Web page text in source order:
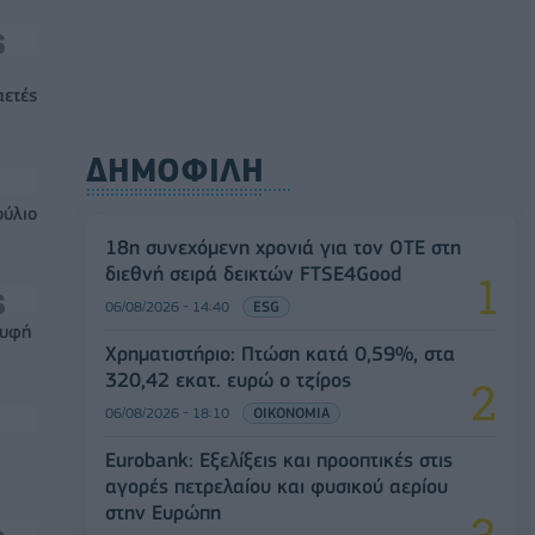
ΔΗΜΟΦΙΛΗ
18η συνεχόμενη χρονιά για τον ΟΤΕ στη
διεθνή σειρά δεικτών FTSE4Good
06/08/2026 - 14:40 ESG
Χρηματιστήριο: Πτώση κατά 0,59%, στα
320,42 εκατ. ευρώ ο τζίρος
06/08/2026 - 18:10 ΟΙΚΟΝΟΜΙΑ
Eurobank: Εξελίξεις και προοπτικές στις
αγορές πετρελαίου και φυσικού αερίου
στην Ευρώπη